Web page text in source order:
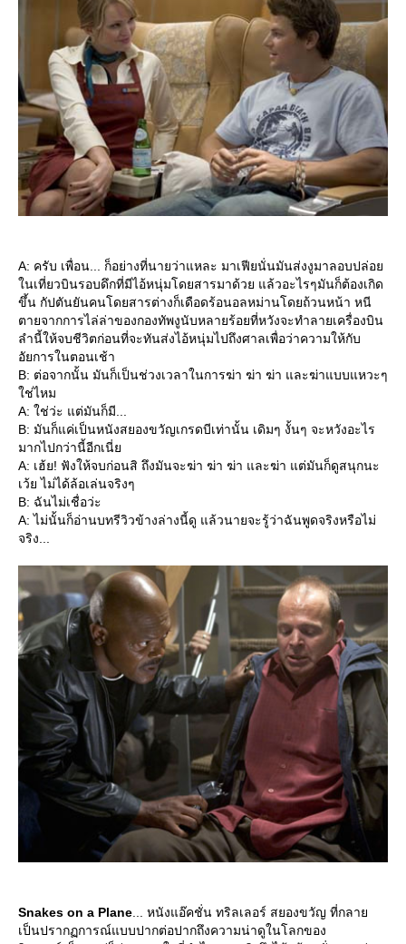
A: ครับ เพื่อน... ก็อย่างที่นายว่าแหละ มาเฟียนั่นมันส่งงูมาลอบปล่อ
นเที่ยวบินรอบดึกที่มีไอ้หนุ่มโดยสารมาด้วย แล้วอะไรๆมันก็ต้องเกิด
ขึ้น กัปตันยันคนโดยสารต่างก็เดือดร้อนอลหม่านโดยถ้วนหน้า หนี
ตายจากการไล่ล่าของกองทัพงูนับหลายร้อยที่หวังจะทำลายเครื่องบิน
ลำนี้ให้จบชีวิตก่อนที่จะทันส่งไอ้หนุ่มไปถึงศาลเพื่อว่าความให้กับ
อัยการในตอนเช้า
B: ต่อจากนั้น มันก็เป็นช่วงเวลาในการฆ่า ฆ่า ฆ่า และฆ่าแบบแหวะๆ
ช่ไหม
A: ใช่ว่ะ แต่มันก็มี...
B: มันก็แค่เป็นหนังสยองขวัญเกรดบีเท่านั้น เดิมๆ งั้นๆ จะหวังอะไร
มากไปกว่านี้อีกเนี่
A: เฮ้ย! ฟังให้จบก่อนสิ ถึงมันจะฆ่า ฆ่า ฆ่า และฆ่า แต่มันก็ดูสนุกนะ
เว้ย ไม่ได้ล้อเล่นจริงๆ
B: ฉันไม่เชื่อว่ะ
A: ไม่นั้นก็อ่านบทรีวิวข้างล่างนี้ดู แล้วนายจะรู้ว่าฉันพูดจริงหรือไม่
จริง...
Snakes on a Plane ... หนังแอ๊คชั่น ทริลเลอร์ สยองขวัญ ที่กลา
เป็นปรากฏการณ์แบบปากต่อปากถึงความน่าดูในโลกของ